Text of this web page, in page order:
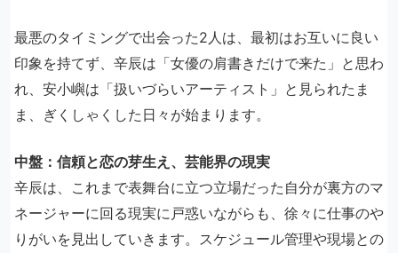
最悪のタイミングで出会った2人は、最初はお互いに良い
印象を持てず、辛辰は「女優の肩書きだけで来た」と思わ
れ、安小嶼は「扱いづらいアーティスト」と見られたま
ま、ぎくしゃくした日々が始まります。
中盤：信頼と恋の芽生え、芸能界の現実
辛辰は、これまで表舞台に立つ立場だった自分が裏方のマ
ネージャーに回る現実に戸惑いながらも、徐々に仕事のや
りがいを見出していきます。スケジュール管理や現場との